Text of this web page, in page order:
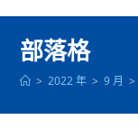
部落格
> 2022 年 > 9 月 >